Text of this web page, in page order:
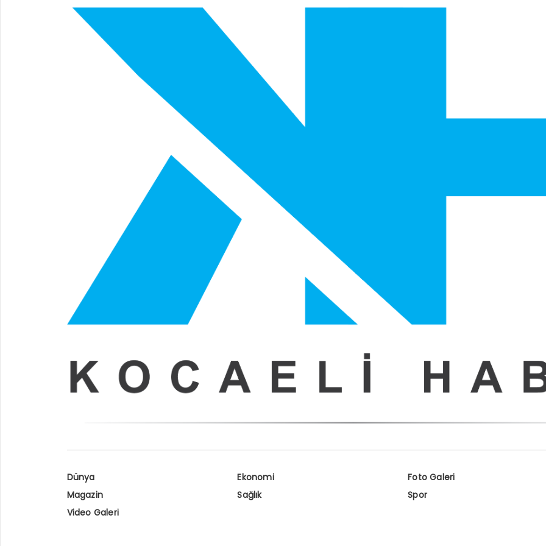
Dünya Ekonomi
Foto Galeri
Magazin
Sağlık
Spor
Video Galeri